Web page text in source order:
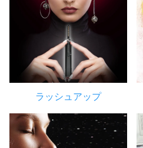
ラッシュアップ